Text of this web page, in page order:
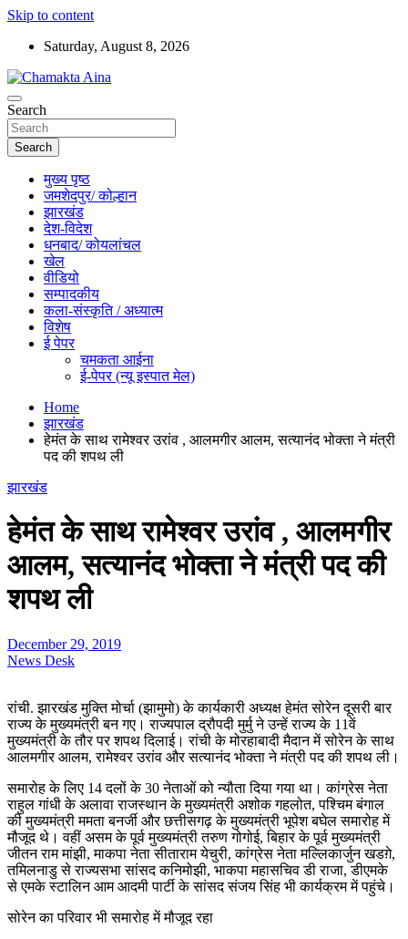
Skip to content
Saturday, August 8, 2026
Chamakta Aina
Hindi News Paper – Jharkhand
Search
Search
मुख्य पृष्ठ
जमशेदपुर/ कोल्हान
झारखंड
देश-विदेश
धनबाद/ कोयलांचल
खेल
वीडियो
सम्पादकीय
कला-संस्कृति / अध्यात्म
विशेष
ई पेपर
चमकता आईना
ई-पेपर (न्यू इस्पात मेल)
Home
झारखंड
हेमंत के साथ रामेश्वर उरांव , आलमगीर आलम, सत्यानंद भोक्ता ने मंत्री
पद की शपथ ली
झारखंड
हेमंत के साथ रामेश्वर उरांव , आलमगीर
आलम, सत्यानंद भोक्ता ने मंत्री पद की
शपथ ली
December 29, 2019
News Desk
रांची. झारखंड मुक्ति मोर्चा (झामुमो) के कार्यकारी अध्यक्ष हेमंत सोरेन दूसरी बार
राज्य के मुख्यमंत्री बन गए। राज्यपाल द्रौपदी मुर्मु ने उन्हें राज्य के 11वें
मुख्यमंत्री के तौर पर शपथ दिलाई। रांची के मोरहाबादी मैदान में सोरेन के साथ
आलमगीर आलम, रामेश्वर उरांव और सत्यानंद भोक्ता ने मंत्री पद की शपथ ली।
समारोह के लिए 14 दलों के 30 नेताओं को न्यौता दिया गया था। कांग्रेस नेता
राहुल गांधी के अलावा राजस्थान के मुख्यमंत्री अशोक गहलोत, पश्चिम बंगाल
की मुख्यमंत्री ममता बनर्जी और छत्तीसगढ़ के मुख्यमंत्री भूपेश बघेल समारोह में
मौजूद थे। वहीं असम के पूर्व मुख्यमंत्री तरुण गोगोई, बिहार के पूर्व मुख्यमंत्री
जीतन राम मांझी, माकपा नेता सीताराम येचुरी, कांग्रेस नेता मल्लिकार्जुन खडग़े,
तमिलनाडु से राज्यसभा सांसद कनिमोझी, भाकपा महासचिव डी राजा, डीएमके
से एमके स्टालिन आम आदमी पार्टी के सांसद संजय सिंह भी कार्यक्रम में पहुंचे।
सोरेन का परिवार भी समारोह में मौजूद रहा